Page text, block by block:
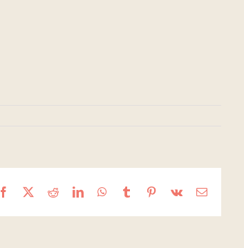
Facebook
X RedditLinkedInWhatsApp
TumblrPinterest
Vk Email